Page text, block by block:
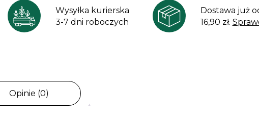
Wysyłka kurierska
3-7 dni roboczych
Dostawa już
16,90 zł.
Opinie (0)